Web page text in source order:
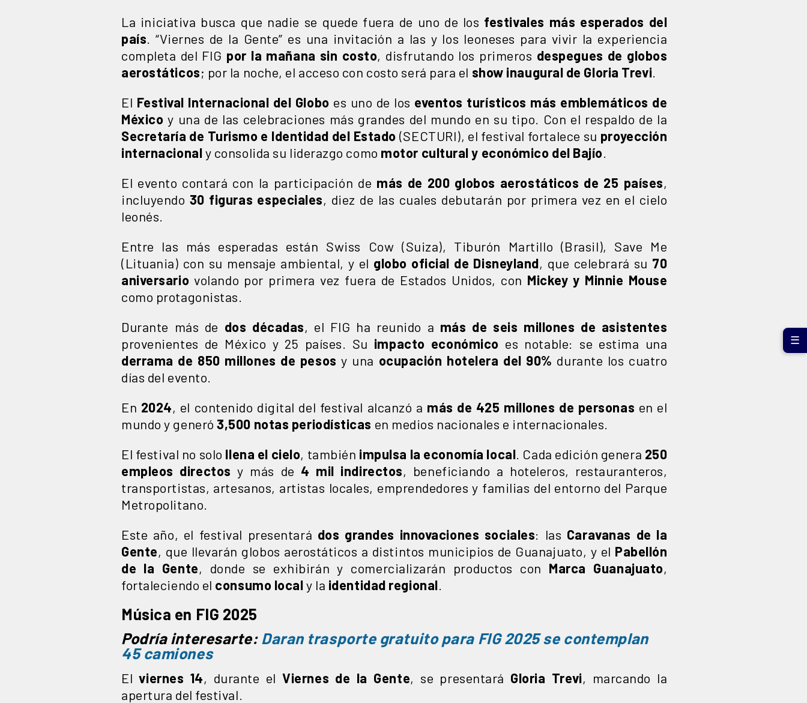
La iniciativa busca que nadie se quede fuera de uno de los festivales más esperados del
país . “Viernes de la Gente” es una invitación a las y los leoneses para vivir la experiencia
completa del FIG por la mañana sin costo, disfrutando los primeros despegues de globos
aerostáticos; por la noche, el acceso con costo será para el show inaugural de Gloria Trevi
El Festival Internacional del Globo es uno de los eventos turísticos más emblemáticos de
México y una de las celebraciones más grandes del mundo en su tipo. Con el respaldo de la
Secretaría de Turismo e Identidad del Estado (SECTURI), el festival fortalece su proyección
internacionaly consolida su liderazgo como motor cultural y económico del Bajío
El evento contará con la participación de más de 200 globos aerostáticos de 25 países,
incluyendo 30 figuras especiales, diez de las cuales debutarán por primera vez en el cielo
leonés.
Entre las más esperadas están Swiss Cow (Suiza), Tiburón Martillo (Brasil), Save Me
(Lituania) con su mensaje ambiental, y el globo oficial de Disneyland, que celebrará su 70
aniversario volando por primera vez fuera de Estados Unidos, con Mickey y Minnie Mouse
como protagonistas.
Durante más de dos décadas, el FIG ha reunido a más de seis millones de asistentes
provenientes de México y 25 países. Su impacto económico es notable: se estima una
derrama de 850 millones de pesos y una ocupación hotelera del 90% durante los cuatro
días del evento.
En 2024, el contenido digital del festival alcanzó a más de 425 millones de personas en el
mundo y generó3,500 notas periodísticas en medios nacionales e internacionales.
El festival no solo llena el cielo, también impulsa la economía local . Cada edición genera 250
empleos directos y más de 4 mil indirectos, beneficiando a hoteleros, restauranteros,
transportistas, artesanos, artistas locales, emprendedores y familias del entorno del Parque
Metropolitano.
Este año, el festival presentará dos grandes innovaciones sociales: las Caravanas de la
Gente, que llevarán globos aerostáticos a distintos municipios de Guanajuato, y el Pabellón
de la Gente, donde se exhibirán y comercializarán productos con Marca Guanajuato,
fortaleciendo el consumo localy la identidad regional
Música en FIG 2025
Podría interesarte: Daran trasporte gratuito para FIG 2025 se contemplan
45 camiones
Elviernes 14, durante elViernes de la Gente, se presentará Gloria Trevi, marcando la
apertura del festival.
☰